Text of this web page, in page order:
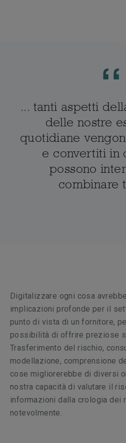
... tanti aspetti
delle nostre
quotidiane
e convertiti in
possono
combinare
Digitalizzare ogni cosa
implicazioni profonde per il
punto di vista di un fornitore,
possibilità di offrire preziose
Trasferimento del rischio,
modellazione, comprensione
cose migliorerebbe di diversi
nostra capacità di valutare il
informazioni dalla crologia dei
notevolmente.